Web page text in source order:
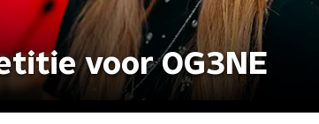
voor OG3NE